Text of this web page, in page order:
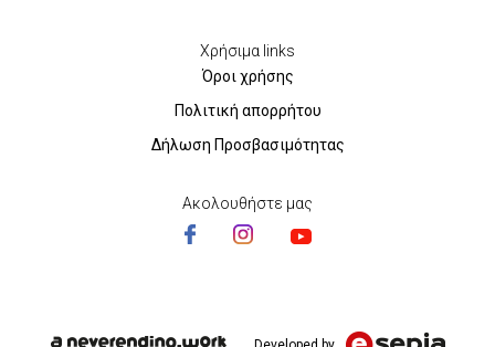
Χρήσιμα links
Όροι χρήσης
Πολιτική απορρήτου
Δήλωση Προσβασιμότητας
Ακολουθήστε μας